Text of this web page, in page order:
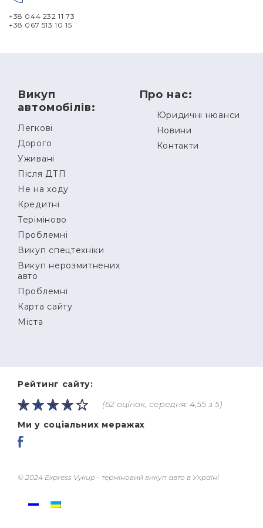
+38 044 232 11 73
+38 067 513 10 15
Викуп
автомобілів:
Легкові
Дорого
Уживані
Після ДТП
Не на ходу
Кредитні
Теріміново
Проблемні
Викуп спецтехніки
Викуп нерозмитнених
авто
Проблемні
Карта сайту
Міста
Про нас:
Юридичні нюанси
Новини
Контакти
Рейтинг сайту:
(62 оцінок, середня: 4,55 з 5)
Ми у соціальних меражах
© 2024 Express Vykup - терміновий викуп авто в Україні